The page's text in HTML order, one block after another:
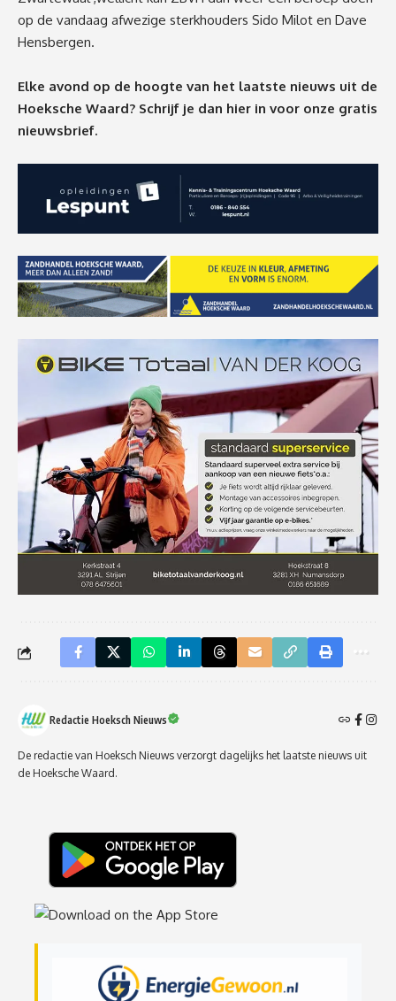
op de vandaag afwezige sterkhouders Sido Milot en Dave
Hensbergen.
Elke avond op de hoogte van het laatste nieuws uit de
Hoeksche Waard? Schrijf je dan hier in voor onze gratis
nieuwsbrief.
Redactie Hoeksch Nieuws
De redactie van Hoeksch Nieuws verzorgt dagelijks het laatste nieuws uit
de Hoeksche Waard.